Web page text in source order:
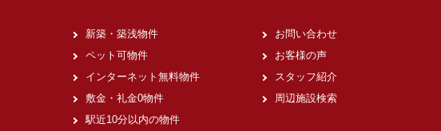
新築・築浅物件
ペット可物件
インターネット無料物件
敷金・礼金0物件
駅近10分以内の物件
お問い合わせ
お客様の声
スタッフ紹介
周辺施設検索